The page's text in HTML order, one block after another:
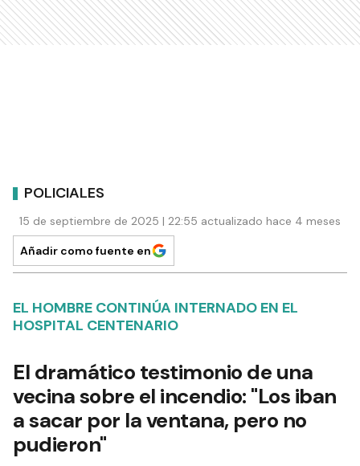
POLICIALES
15 de septiembre de 2025 | 22:55 actualizado hace 4 meses
Añadir como fuente en
EL HOMBRE CONTINÚA INTERNADO EN EL
HOSPITAL CENTENARIO
El dramático testimonio de una
vecina sobre el incendio: "Los iban
a sacar por la ventana, pero no
pudieron"